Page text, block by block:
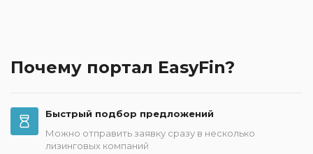
Почему портал EasyFin?
Быстрый подбор предложений
Можно отправить заявку сразу в несколько
лизинговых компаний